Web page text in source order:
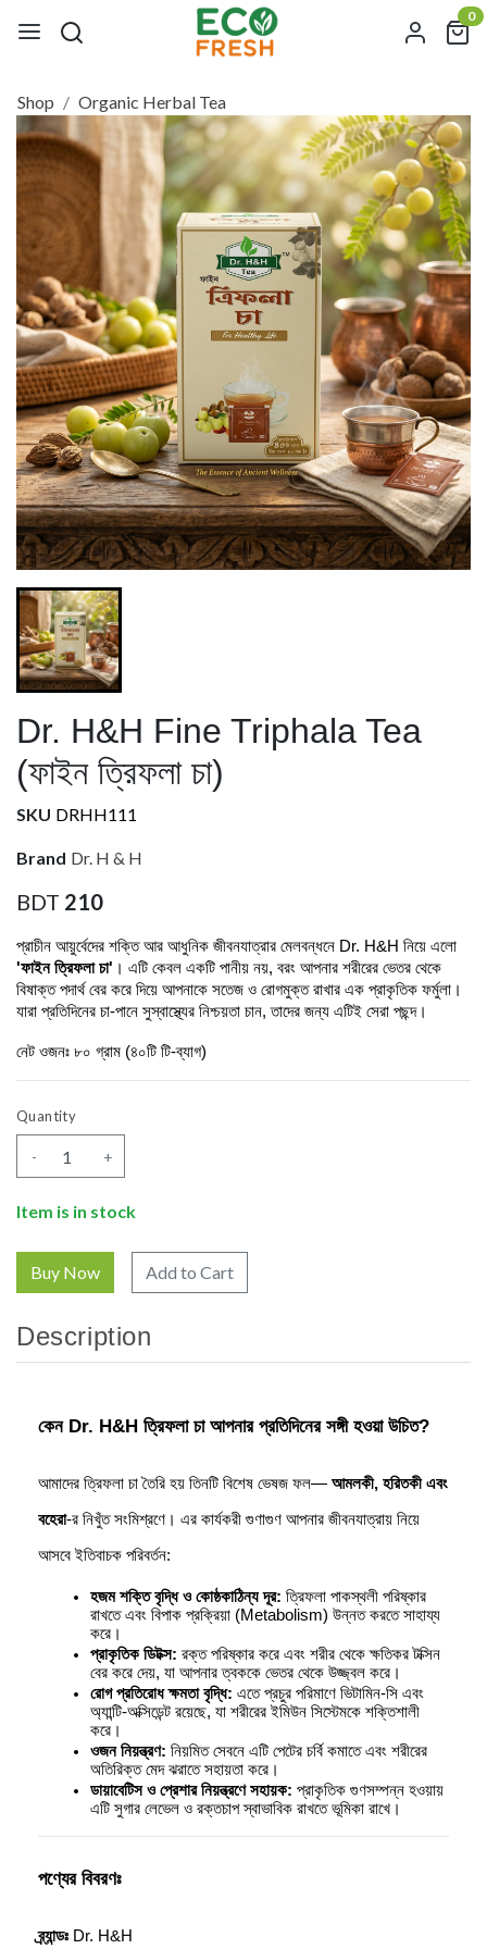
0
Shop Organic Herbal Tea
Dr. H&H Fine Triphala Tea
(ফাইন ত্রিফলা চা)
SKU DRHH111
Brand Dr. H & H
BDT 210
'ফাইন ত্রিফলা চা' । এটি কেবল একটি পানীয় নয়, বরং আপনার শরীরের ভেতর থেকে
বিষাক্ত পদার্থ বের করে দিয়ে আপনাকে সতেজ ও রোগমুক্ত রাখার এক প্রাকৃতিক ফর্মুলা।
যারা প্রতিদিনের চা-পানে সুস্বাস্থ্যের নিশ্চয়তা চান, তাদের জন্য এটিই সেরা পছন্দ।
নেট ওজনঃ ৮০ গ্রাম (৪০টি টি-ব্যাগ)
Quantity
- +
Item is in stock
Add to Cart
Description
কেন Dr. H&H ত্রিফলা চা আপনার প্রতিদিনের সঙ্গী হওয়া উচিত?
আমাদের ত্রিফলা চা তৈরি হয় তিনটি বিশেষ ভেষজ ফল— আমলকী, হরিতকী এবং
বহেরা-র নিখুঁত সংমিশ্রণে। এর কার্যকরী গুণাগুণ আপনার জীবনযাত্রায় নিয়ে
আসবে ইতিবাচক পরিবর্তন:
হজম শক্তি বৃদ্ধি ও কোষ্ঠকাঠিন্য দূর: ত্রিফলা পাকস্থলী পরিষ্কার
রাখতে এবং বিপাক প্রক্রিয়া (Metabolism) উন্নত করতে সাহায্য
করে।
প্রাকৃতিক ডিটক্স: রক্ত পরিষ্কার করে এবং শরীর থেকে ক্ষতিকর টক্সিন
বের করে দেয়, যা আপনার ত্বককে ভেতর থেকে উজ্জ্বল করে।
রোগ প্রতিরোধ ক্ষমতা বৃদ্ধি: এতে প্রচুর পরিমাণে ভিটামিন-সি এবং
অ্যান্টি-অক্সিডেন্ট রয়েছে, যা শরীরের ইমিউন সিস্টেমকে শক্তিশালী
করে।
ওজন নিয়ন্ত্রণ: নিয়মিত সেবনে এটি পেটের চর্বি কমাতে এবং শরীরের
অতিরিক্ত মেদ ঝরাতে সহায়তা করে।
ডায়াবেটিস ও প্রেশার নিয়ন্ত্রণে সহায়ক: প্রাকৃতিক গুণসম্পন্ন হওয়ায়
এটি সুগার লেভেল ও রক্তচাপ স্বাভাবিক রাখতে ভূমিকা রাখে।
পণ্যের বিবরণঃ
ব্র্যান্ডঃ Dr. H&H